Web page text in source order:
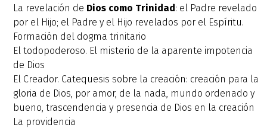
La revelación de Dios como Trinidad: el Padre revelado
por el Hijo; el Padre y el Hijo revelados por el Espíritu.
Formación del dogma trinitario
El todopoderoso. El misterio de la aparente impotencia
de Dios
El Creador. Catequesis sobre la creación: creación para la
gloria de Dios, por amor, de la nada, mundo ordenado y
bueno, trascendencia y presencia de Dios en la creación
La providencia